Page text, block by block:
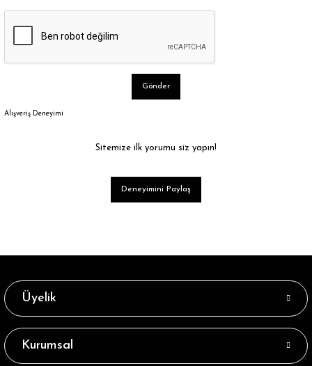
Gönder
Alışveriş Deneyimi
Sitemize ilk yorumu siz yapın!
Deneyimini Paylaş
Üyelik
Kurumsal